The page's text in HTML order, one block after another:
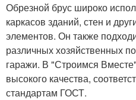
Обрезной брус широко
каркасов зданий, стен и
элементов. Он также
различных хозяйственных
гаражи. В "Строимся
высокого качества,
стандартам ГОСТ.